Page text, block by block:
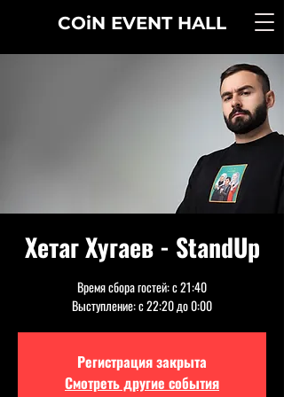
COiN EVENT HALL
Хетаг Хугаев - StandUp
Время сбора гостей: с 21:40
Выступление: с 22:20 до 0:00
Регистрация закрыта
Смотреть другие события